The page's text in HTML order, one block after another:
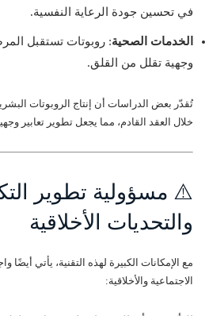
في تحسين جودة الرعاية النفسية.
الخدمات الصحية: روبوتات تستقبل
وجهية تقلل من القلق.
تُقدّر بعض الدراسات أن إنتاج الروبوتات
خلال العقد القادم، مما يجعل تطوير تعابير
⚠️ مسؤولية تطوير
والتحديات الأخلاقية
مع الإمكانات الكبيرة لهذه التقنية، يأتي أيضًا
الاجتماعية والأخلاقية: